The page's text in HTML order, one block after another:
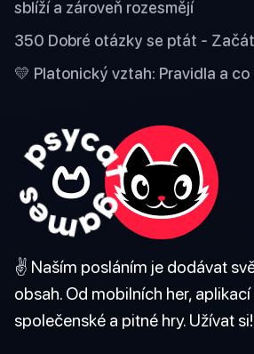
sblíží a zároveň rozesmějí
350 Dobré otázky se ptát -
💛 Platonický vztah: Pravidla a co
✌️ Naším posláním je dodávat
obsah. Od mobilních her,
společenské a pitné hry. Užívat si!